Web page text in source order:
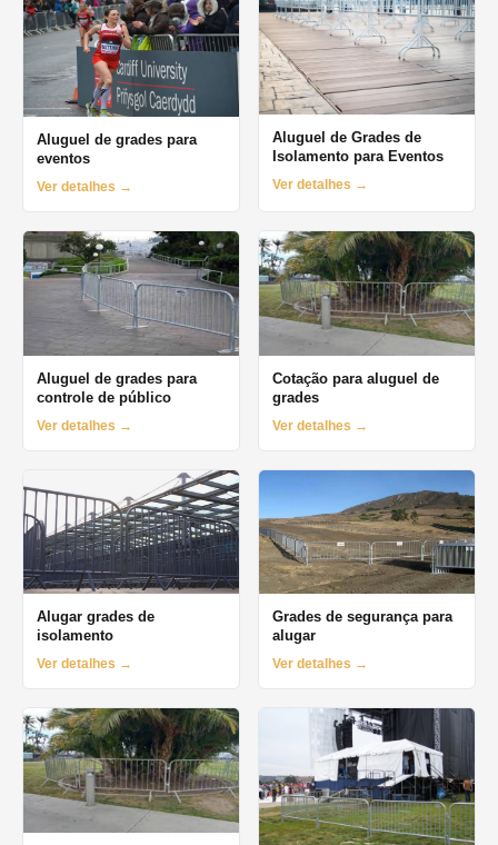
Aluguel de grades para
eventos
Ver detalhes →
Aluguel de Grades de
Isolamento para Eventos
Ver detalhes →
Aluguel de grades para
controle de público
Ver detalhes →
Cotação para aluguel de
grades
Ver detalhes →
Alugar grades de
isolamento
Ver detalhes →
Grades de segurança para
alugar
Ver detalhes →